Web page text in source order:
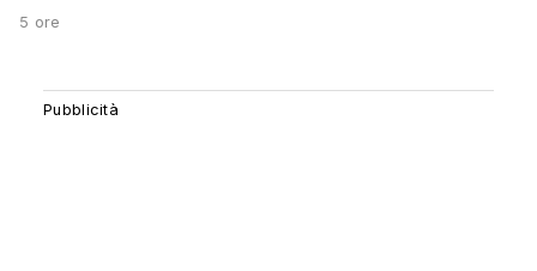
5 ore